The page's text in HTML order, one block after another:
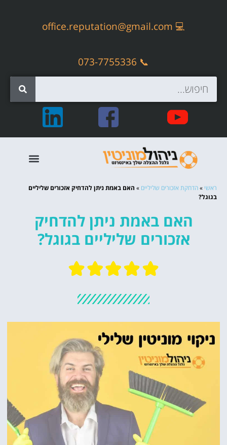
💻
office.reputation@gmail.com
📞 073-7755336
ראשי »הדחקת אזכורים שליליים » האם באמת ניתן להדחיק אזכורים שליליים
בגוגל?
האם באמת ניתן להדחיק
אזכורים שליליים בגוגל?